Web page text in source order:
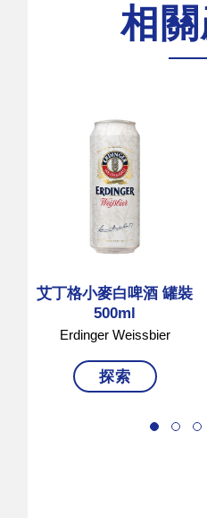
相
艾丁格小麥白啤酒 罐裝
500ml
Erdinger Weissbier
探索